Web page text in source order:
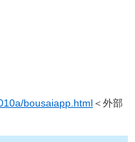
bousaiapp.html＜外部